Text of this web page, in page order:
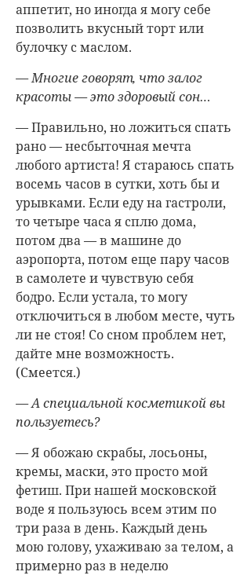
аппетит, но иногда я могу себе
позволить вкусный торт или
булочку с маслом.
— Многие говорят, что залог
красоты — это здоровый сон…
— Правильно, но ложиться спать
рано — несбыточная мечта
любого артиста! Я стараюсь спать
восемь часов в сутки, хоть бы и
урывками. Если еду на гастроли,
то четыре часа я сплю дома,
потом два — в машине до
аэропорта, потом еще пару часов
в самолете и чувствую себя
бодро. Если устала, то могу
отключиться в любом месте, чуть
ли не стоя! Со сном проблем нет,
дайте мне возможность.
(Смеется.)
— А специальной косметикой вы
пользуетесь?
— Я обожаю скрабы, лосьоны,
кремы, маски, это просто мой
фетиш. При нашей московской
воде я пользуюсь всем этим по
три раза в день. Каждый день
мою голову, ухаживаю за телом, а
примерно раз в неделю